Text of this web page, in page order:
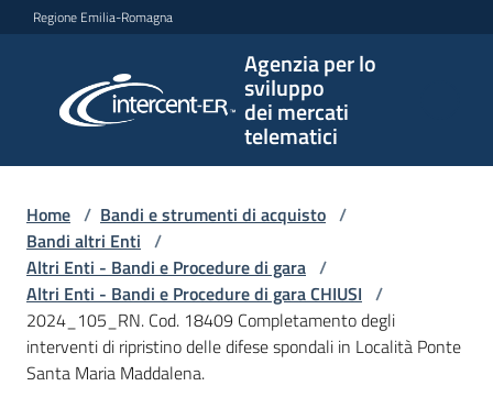
Vai al contenuto
Vai alla navigazione
Vai al footer
Regione Emilia-Romagna
Agenzia per lo
sviluppo
dei mercati
telematici
per lo
sviluppo
telematici
L'Agenzia
Home / Bandi e strumenti di acquisto /
Bandi altri Enti /
Altri Enti - Bandi e Procedure di gara /
Altri Enti - Bandi e Procedure di gara CHIUSI /
2024_105_RN. Cod. 18409 Completamento degli
interventi di ripristino delle difese spondali in Località Ponte
Santa Maria Maddalena.